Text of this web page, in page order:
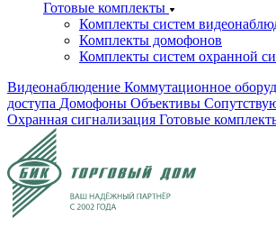
Готовые комплекты
Комплекты систем
Комплекты домофонов
Комплекты систем охранной
Видеонаблюдение Коммутационное
доступа Домофоны Объективы
Охранная сигнализация Готовые